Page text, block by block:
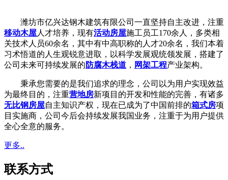
潍坊市亿兴达钢木建筑有限公司一直坚持自主改进，注重
移动木屋人才培养，现有活动房屋施工员工170余人，多类相
关技术人员60余名，其中有中高职称的人才20余名，我们本着
习术悟道的人生观锐意进取，以科学发展观统领发展，搭建了
公司未来可持续发展的 防腐木栈道 ， 网架工程产业架构。
秉承您需要的是我们追求的理念，公司以为用户实现效益
为最终目的，注重营地房新项目的开发和性能的完善，有诸多
无比钢房屋自主知识产权，现在已成为了中国前排的箱式房项
目实施商，公司今后会持续发展我国业务，注重于为用户提供
全心全意的服务。
更多..
联系方式